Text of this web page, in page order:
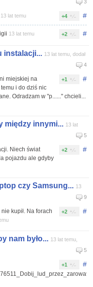
3
#
+4
13 lat temu
#
+2
13 lat temu
instalacji... 13 lat temu, dodał
4
#
+1
miejskiej na
i do dziś nic
Odradzam w "p......" chcieli...
między innymi... 13 lat
5
#
+2
Niech świat
pojazdu ale gdyby
czy Samsung... 13
9
#
+2
kupił. Na forach
nam było... 13 lat temu,
5
#
+1